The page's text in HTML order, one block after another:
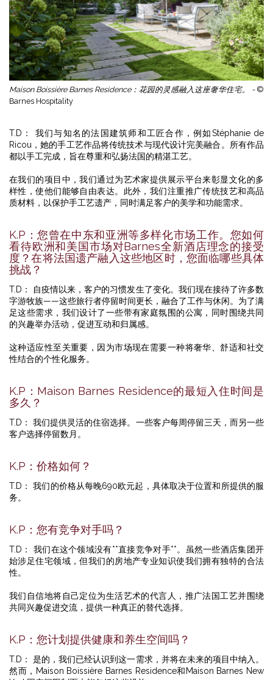
Maison Boissière Barnes Residence：花园的灵感融入这座奢华住宅。 - ©
Barnes Hospitality
T.D： 我们与知名的法国建筑师和工匠合作，例如Stéphanie de
Ricou，她的手工艺作品将传统技术与现代设计完美融合。所有作品
都以手工完成，旨在尊重和弘扬法国的精湛工艺。
在我们的项目中，我们通过为艺术家提供展示平台来彰显文化的多
样性，使他们能够自由表达。此外，我们注重推广传统技艺和高品
质材料，以保护手工艺遗产，同时满足客户的美学和功能需求。
K.P：您曾在中东和亚洲等多样化市场工作。您如何
看待欧洲和美国市场对Barnes全新酒店理念的接受
度？在将法国遗产融入这些地区时，您面临哪些具体
挑战？
T.D： 自疫情以来，客户的习惯发生了变化。我们现在接待了许多数
字游牧族——这些旅行者停留时间更长，融合了工作与休闲。为了满
足这些需求，我们设计了一些带有家庭氛围的公寓，同时围绕共同
的兴趣举办活动，促进互动和归属感。
这种适应性至关重要，因为市场现在需要一种将奢华、舒适和社交
性结合的个性化服务。
K.P：Maison Barnes Residence的最短入住时间是
多久？
T.D： 我们提供灵活的住宿选择。一些客户每周停留三天，而另一些
客户选择停留数月。
K.P：价格如何？
T.D： 我们的价格从每晚690欧元起，具体取决于位置和所提供的服
务。
K.P：您有竞争对手吗？
T.D： 我们在这个领域没有**直接竞争对手**。虽然一些酒店集团开
始涉足住宅领域，但我们的房地产专业知识使我们拥有独特的合法
性。
我们自信地将自己定位为生活艺术的代言人，推广法国工艺并围绕
共同兴趣促进交流，提供一种真正的替代选择。
K.P：您计划提供健康和养生空间吗？
T.D： 是的，我们已经认识到这一需求，并将在未来的项目中纳入。
然而，Maison Boissière Barnes Residence和Maison Barnes New